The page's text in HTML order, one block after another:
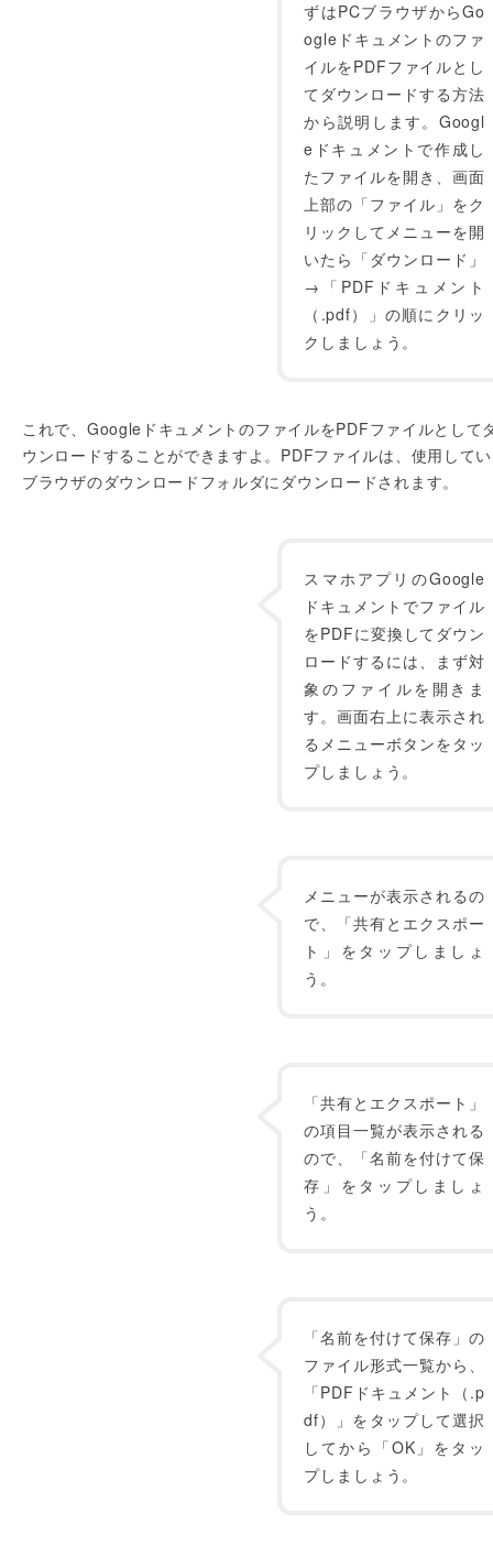
ずはPCブラウザからGo
ogleドキュメントのファ
イルをPDFファイルとし
てダウンロードする方法
から説明します。Googl
eドキュメントで作成し
たファイルを開き、画面
上部の「ファイル」をク
リックしてメニューを開
いたら「ダウンロード」
→「PDFドキュメント
（.pdf）」の順にクリッ
クしましょう。
これで、GoogleドキュメントのファイルをPDFファイルとして
ウンロードすることができますよ。PDFファイルは、使用して
ブラウザのダウンロードフォルダにダウンロードされます。
スマホアプリのGoogle
ドキュメントでファイル
をPDFに変換してダウン
ロードするには、まず対
象のファイルを開きま
す。画面右上に表示され
るメニューボタンをタッ
プしましょう。
メニューが表示されるの
で、「共有とエクスポー
ト」をタップしましょ
う。
「共有とエクスポート」
の項目一覧が表示される
ので、「名前を付けて保
存」をタップしましょ
う。
「名前を付けて保存」の
ファイル形式一覧から、
「PDFドキュメント（.p
df）」をタップして選択
してから「OK」をタッ
プしましょう。